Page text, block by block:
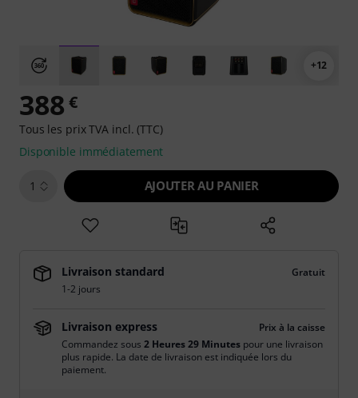
+12
388 €
Tous les prix TVA incl. (TTC)
Disponible immédiatement
1 AJOUTER AU PANIER
Livraison standard
Gratuit
1-2 jours
Livraison express
Prix à la caisse
Commandez sous 2 Heures 29 Minutes pour une livraison
plus rapide. La date de livraison est indiquée lors du
paiement.